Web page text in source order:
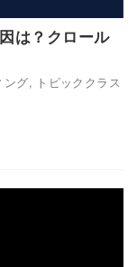
は？クロール
ング, トピッククラス